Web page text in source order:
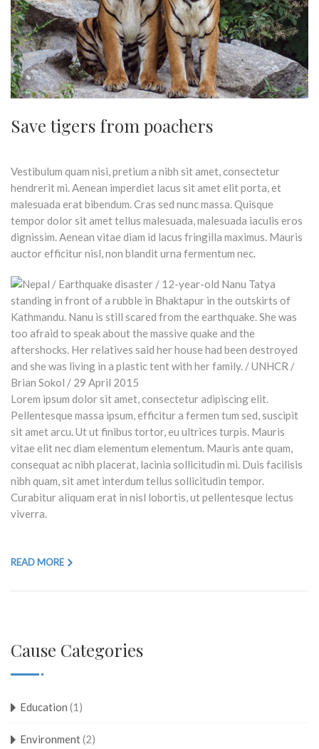
Save tigers from poachers
Vestibulum quam nisi, pretium a nibh sit amet, consectetur
hendrerit mi. Aenean imperdiet lacus sit amet elit porta, et
malesuada erat bibendum. Cras sed nunc massa. Quisque
tempor dolor sit amet tellus malesuada, malesuada iaculis eros
dignissim. Aenean vitae diam id lacus fringilla maximus. Mauris
auctor efficitur nisl, non blandit urna fermentum nec.
Lorem ipsum dolor sit amet, consectetur adipiscing elit.
Pellentesque massa ipsum, efficitur a fermen tum sed, suscipit
sit amet arcu. Ut ut finibus tortor, eu ultrices turpis. Mauris
vitae elit nec diam elementum elementum. Mauris ante quam,
consequat ac nibh placerat, lacinia sollicitudin mi. Duis facilisis
nibh quam, sit amet interdum tellus sollicitudin tempor.
Curabitur aliquam erat in nisl lobortis, ut pellentesque lectus
viverra.
READ MORE
Cause Categories
Education (1)
Environment(2)